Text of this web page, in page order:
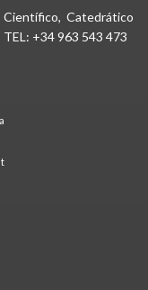
Catedrático
+34 963 543 473